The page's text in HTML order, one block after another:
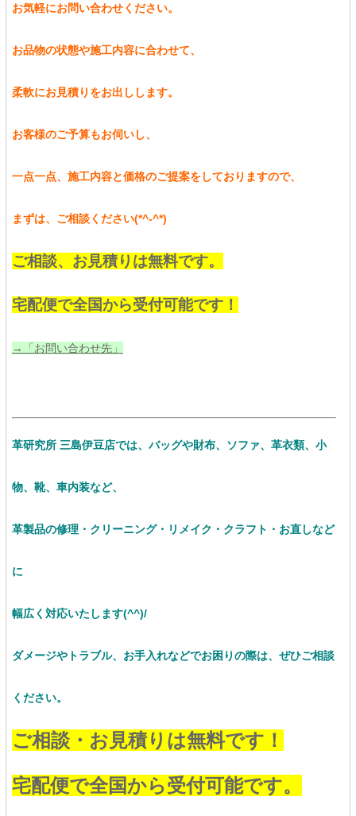
お気軽にお問い合わせください。
お品物の状態や施工内容に合わせて、
柔軟にお見積りをお出しします。
お客様のご予算もお伺いし、
一点一点、施工内容と価格のご提案をしておりますので、
まずは、ご相談ください(*^-^*)
ご相談、お見積りは無料です。
宅配便で全国から受付可能です！
→「お問い合わせ先」
革研究所 三島伊豆店では、バッグや財布、ソファ、革衣類、小
物、靴、車内装など、
革製品の修理・クリーニング・リメイク・クラフト・お直しなど
に
幅広く対応いたします(^^)/
ダメージやトラブル、お手入れなどでお困りの際は、ぜひご相談
ください。
ご相談・お見積りは無料です！
宅配便で全国から受付可能です。